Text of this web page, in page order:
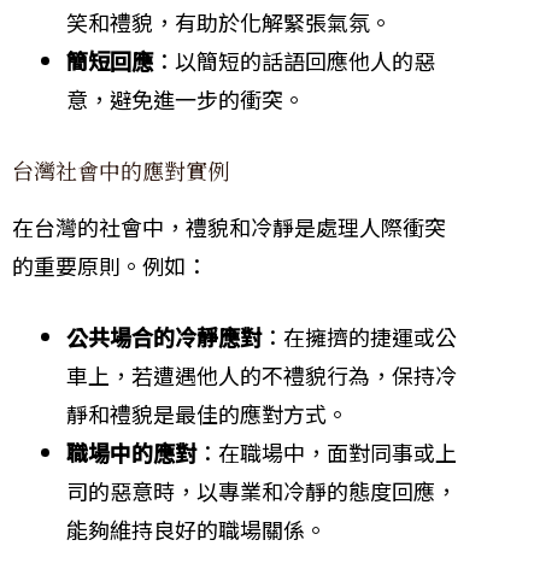
笑和禮貌，有助於化解緊張氣氛。
簡短回應：以簡短的話語回應他人的惡
意，避免進一步的衝突。
台灣社會中的應對實例
在台灣的社會中，禮貌和冷靜是處理人際衝突
的重要原則。例如：
公共場合的冷靜應對：在擁擠的捷運或公
車上，若遭遇他人的不禮貌行為，保持冷
靜和禮貌是最佳的應對方式。
職場中的應對：在職場中，面對同事或上
司的惡意時，以專業和冷靜的態度回應，
能夠維持良好的職場關係。